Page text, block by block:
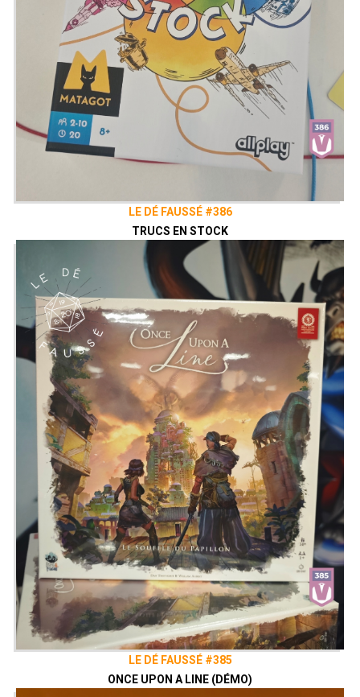
LE DÉ FAUSSÉ #386
TRUCS EN STOCK
LE DÉ FAUSSÉ #385
ONCE UPON A LINE (DÉMO)